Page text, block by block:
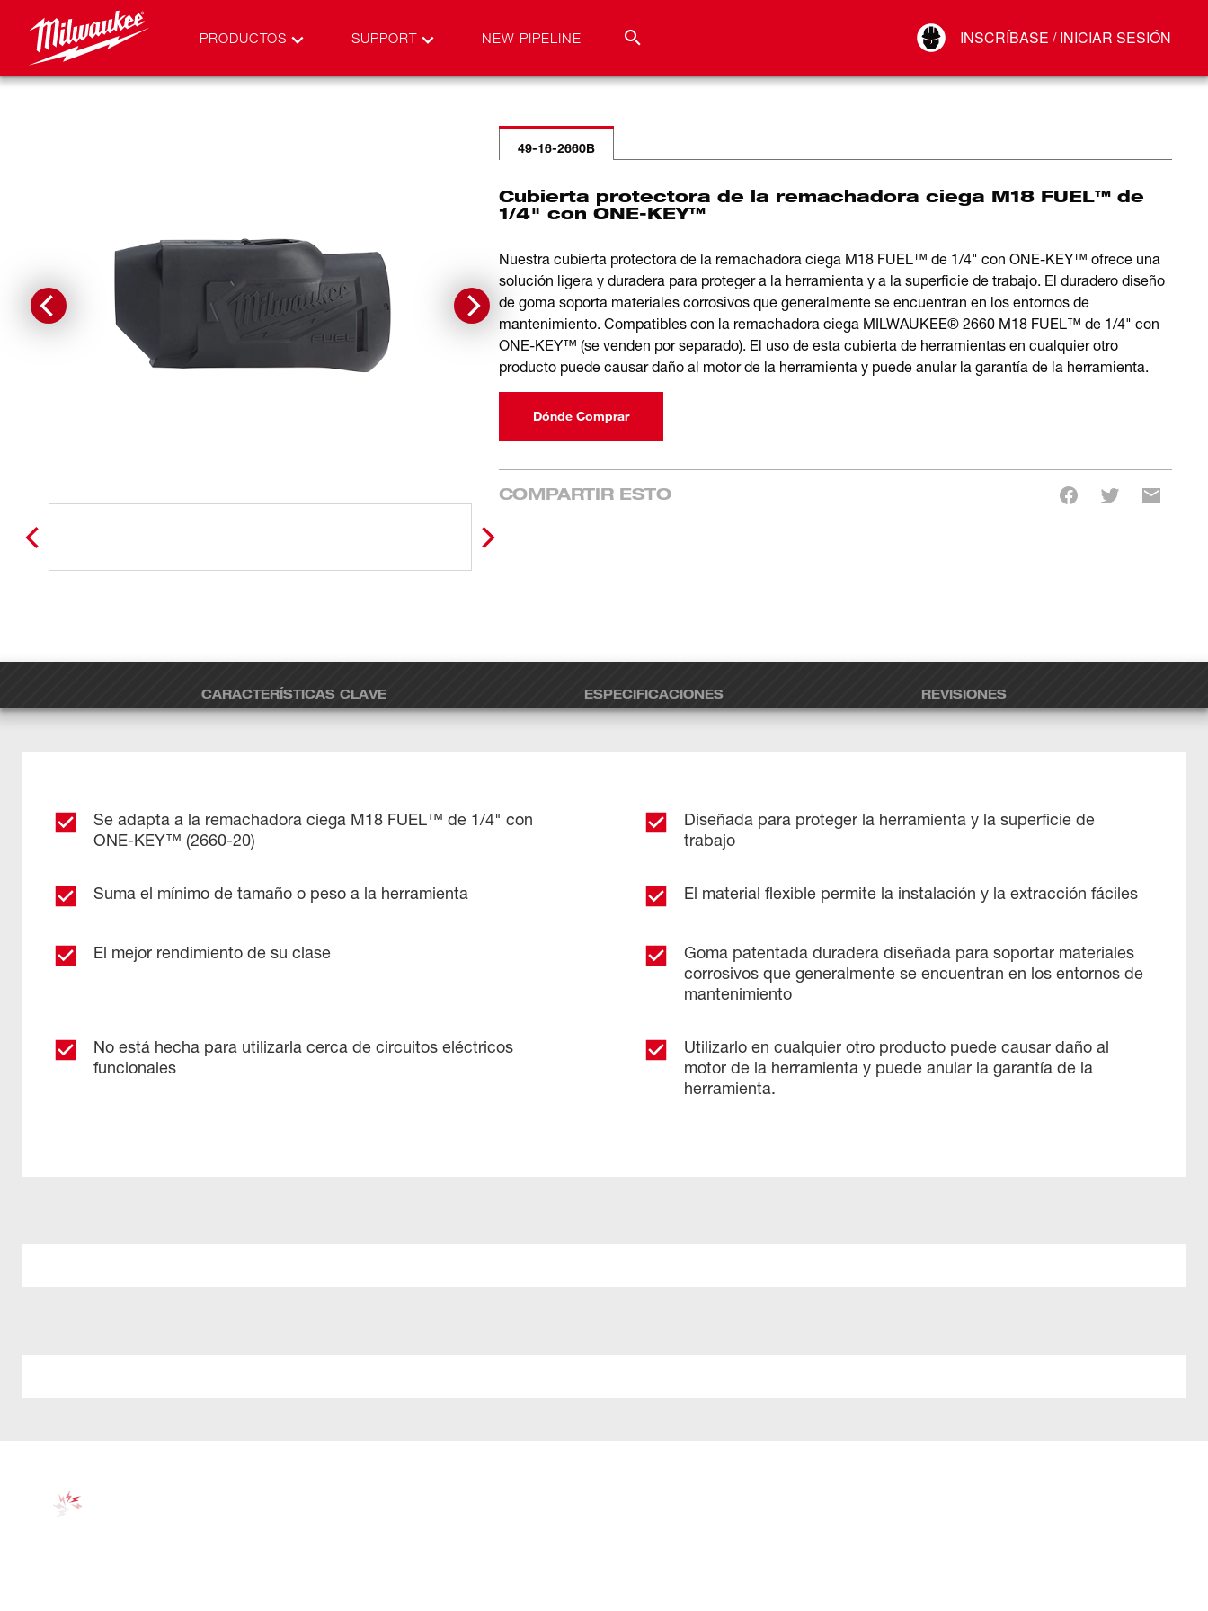
PRODUCTOS SUPPORT NEW PIPELINE INSCRÍBASE / INICIAR SESIÓN
Conectar
49-16-2660B
Cubierta protectora de la remachadora ciega M18 FUEL™ de
1/4" con ONE-KEY™
Nuestra cubierta protectora de la remachadora ciega M18 FUEL™ de 1/4" con ONE-KEY™ ofrece una
solución ligera y duradera para proteger a la herramienta y a la superficie de trabajo. El duradero diseño
de goma soporta materiales corrosivos que generalmente se encuentran en los entornos de
mantenimiento. Compatibles con la remachadora ciega MILWAUKEE® 2660 M18 FUEL™ de 1/4" con
ONE-KEY™ (se venden por separado). El uso de esta cubierta de herramientas en cualquier otro
producto puede causar daño al motor de la herramienta y puede anular la garantía de la herramienta.
Dónde Comprar
COMPARTIR ESTO
CARACTERÍSTICAS CLAVE ESPECIFICACIONES REVISIONES
Se adapta a la remachadora ciega M18 FUEL™ de 1/4" con
ONE-KEY™ (2660-20)
Diseñada para proteger la herramienta y la superficie de
trabajo
Suma el mínimo de tamaño o peso a la herramienta El material flexible permite la instalación y la extracción fáciles
El mejor rendimiento de su clase
Goma patentada duradera diseñada para soportar materiales
corrosivos que generalmente se encuentran en los entornos de
mantenimiento
No está hecha para utilizarla cerca de circuitos eléctricos
funcionales
Utilizarlo en cualquier otro producto puede causar daño al
motor de la herramienta y puede anular la garantía de la
herramienta.